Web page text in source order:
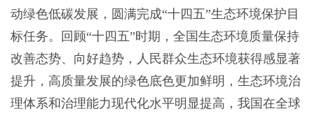
动绿色低碳发展，圆满完成“十四五”生态环境保护目
标任务。回顾“十四五”时期，全国生态环境质量保持
改善态势、向好趋势，人民群众生态环境获得感显著
提升，高质量发展的绿色底色更加鲜明，生态环境治
理体系和治理能力现代化水平明显提高，我国在全球